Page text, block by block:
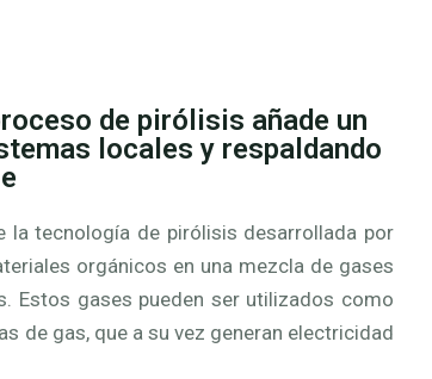
de pirólisis añade un
locales y respaldando
tecnología de pirólisis desarrollada por
orgánicos en una mezcla de gases
Estos gases pueden ser utilizados como
de gas, que a su vez generan electricidad